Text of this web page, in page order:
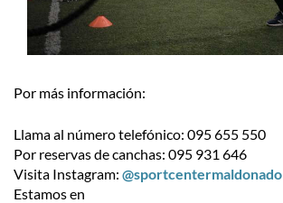
Por más información:
Llama al número telefónico: 095 655 550
Por reservas de canchas: 095 931 646
Visita Instagram: @sportcentermaldonado
Estamos en